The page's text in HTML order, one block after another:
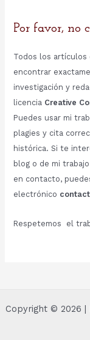
Por favor, no
Todos los artículos
encontrar
investigación y
licencia Creative
Puedes usar mi
plagies y cita
histórica. Si te
blog o de mi
en contacto,
electrónico
Respetemos el
Copyright © 2026 |